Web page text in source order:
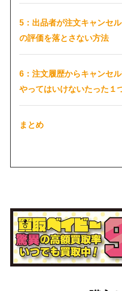
5：出品者が注文キャンセ
の評価を落とさない方法
6：注文履歴からキャンセ
やってはいけないたった１
まとめ